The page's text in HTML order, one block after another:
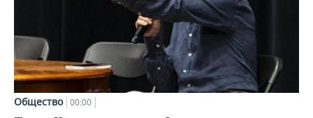
Общество 00:00